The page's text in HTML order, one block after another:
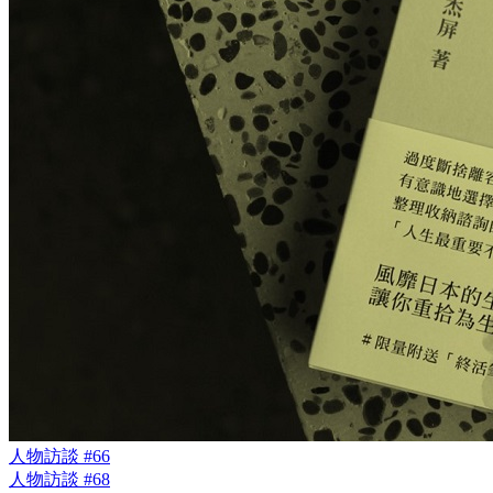
人物訪談 #66
人物訪談 #68